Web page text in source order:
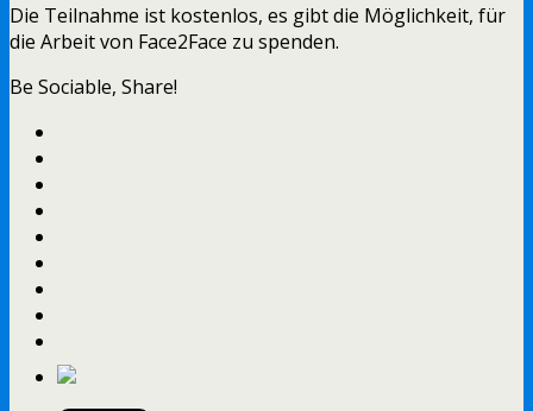
Die Teilnahme ist kostenlos, es gibt die Möglichkeit, für
die Arbeit von Face2Face zu spenden.
Be Sociable, Share!